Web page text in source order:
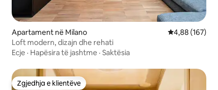
Apartament në Milano Vlerësimi
4,88 (167)
Loft modern, dizajn dhe rehati
Ecje · Hapësira të jashtme · Saktësia
Zgjedhja e klientëve
Zgjedhja e klientëve